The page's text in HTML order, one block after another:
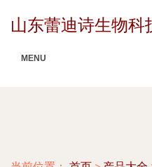
山东蕾迪诗生物科
MENU